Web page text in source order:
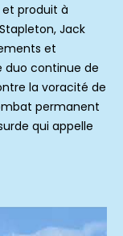
et produit à
Jack
et
duo continue de
la voracité de
permanent
qui appelle